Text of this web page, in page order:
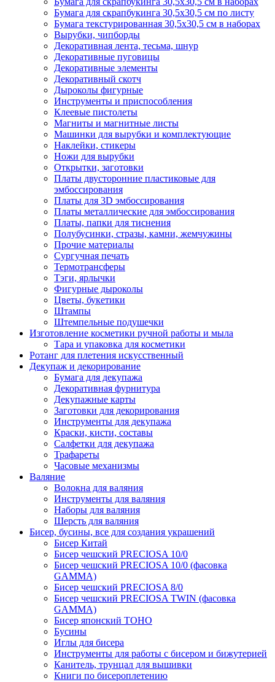
Бумага для скрапбукинга 30,5х30,5 см по листу
Бумага текстурированная 30,5х30,5 см в наборах
Вырубки, чипборды
Декоративная лента, тесьма, шнур
Декоративные пуговицы
Декоративные элементы
Декоративный скотч
Дыроколы фигурные
Инструменты и приспособления
Клеевые пистолеты
Магниты и магнитные листы
Машинки для вырубки и комплектующие
Наклейки, стикеры
Ножи для вырубки
Открытки, заготовки
Платы двусторонние пластиковые для
эмбоссирования
Платы для 3D эмбоссирования
Платы металлические для эмбоссирования
Платы, папки для тиснения
Полубусинки, стразы, камни, жемчужины
Прочие материалы
Сургучная печать
Термотрансферы
Тэги, ярлычки
Фигурные дыроколы
Цветы, букетики
Штампы
Штемпельные подушечки
Изготовление косметики ручной работы и мыла
Тара и упаковка для косметики
Ротанг для плетения искусственный
Декупаж и декорирование
Бумага для декупажа
Декоративная фурнитура
Декупажные карты
Заготовки для декорирования
Инструменты для декупажа
Краски, кисти, составы
Салфетки для декупажа
Трафареты
Часовые механизмы
Валяние
Волокна для валяния
Инструменты для валяния
Наборы для валяния
Шерсть для валяния
Бисер, бусины, все для создания украшений
Бисер Китай
Бисер чешский PRECIOSA 10/0
Бисер чешский PRECIOSA 10/0 (фасовка
GAMMA)
Бисер чешский PRECIOSA 8/0
Бисер чешский PRECIOSA TWIN (фасовка
GAMMA)
Бисер японский TOHO
Бусины
Иглы для бисера
Инструменты для работы с бисером и бижутерией
Канитель, трунцал для вышивки
Книги по бисероплетению